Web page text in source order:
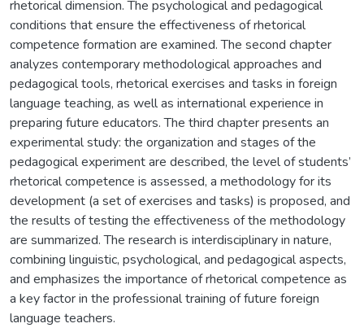
rhetorical dimension. The psychological and pedagogical
conditions that ensure the effectiveness of rhetorical
competence formation are examined. The second chapter
analyzes contemporary methodological approaches and
pedagogical tools, rhetorical exercises and tasks in foreign
language teaching, as well as international experience in
preparing future educators. The third chapter presents an
experimental study: the organization and stages of the
pedagogical experiment are described, the level of students’
rhetorical competence is assessed, a methodology for its
development (a set of exercises and tasks) is proposed, and
the results of testing the effectiveness of the methodology
are summarized. The research is interdisciplinary in nature,
combining linguistic, psychological, and pedagogical aspects,
and emphasizes the importance of rhetorical competence as
a key factor in the professional training of future foreign
language teachers.